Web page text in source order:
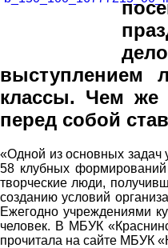
выступлением
классы. Чем же
перед собой
«Одной из основных задач
58 клубных
творческие люди,
созданию условий
Ежегодно учреждениями
человек. В МБУК
прочитала на сайте МБУК